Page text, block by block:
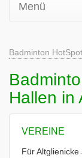
Menü
Badminton
Hallen in
VEREINE
Für